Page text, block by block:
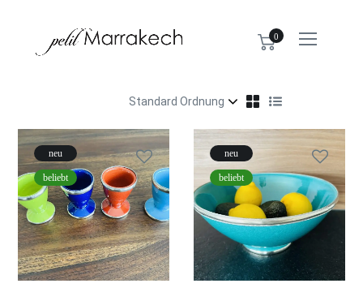
0
neu
beliebt
neu
beliebt